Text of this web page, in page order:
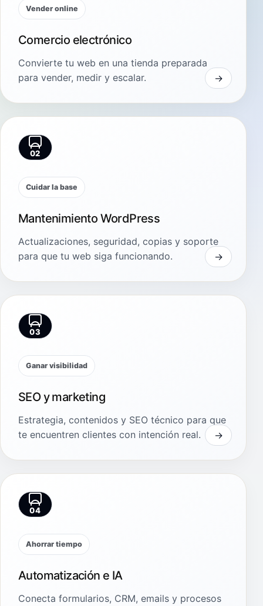
Vender online
Comercio electrónico
Convierte tu web en una tienda preparada
para vender, medir y escalar.
02
Cuidar la base
Mantenimiento WordPress
Actualizaciones, seguridad, copias y soporte
para que tu web siga funcionando.
03
Ganar visibilidad
SEO y marketing
Estrategia, contenidos y SEO técnico para que
te encuentren clientes con intención real.
04
Ahorrar tiempo
Automatización e IA
Conecta formularios, CRM, emails y procesos